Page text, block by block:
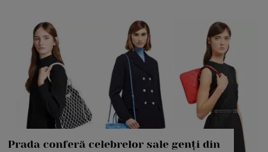
Prada conferă celebrelor sale genți din